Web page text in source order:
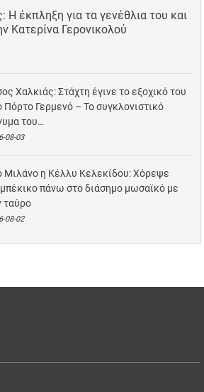
Η έκπληξη για τα γενέθλια του και
Κατερίνα Γερονικολού
Χαλκιάς: Στάχτη έγινε το εξοχικό του
Πόρτο Γερμενό – Το συγκλονιστικό
του…
08-03
Μιλάνο η Κέλλυ Κελεκίδου: Χόρεψε
πάνω στο διάσημο μωσαϊκό με
ταύρο
08-02